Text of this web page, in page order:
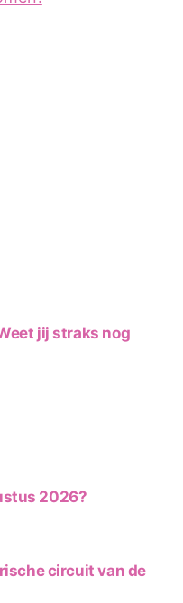
jij straks nog
2026?
circuit van de